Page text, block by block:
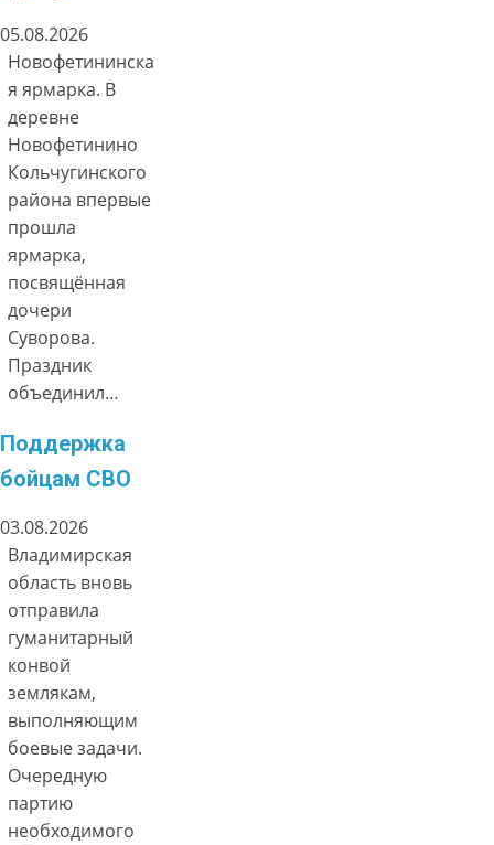
05.08.2026
Новофетининска
я ярмарка. В
деревне
Новофетинино
Кольчугинского
района впервые
прошла
ярмарка,
посвящённая
дочери
Суворова.
Праздник
объединил…
Поддержка
бойцам СВО
03.08.2026
Владимирская
область вновь
отправила
гуманитарный
конвой
землякам,
выполняющим
боевые задачи.
Очередную
партию
необходимого